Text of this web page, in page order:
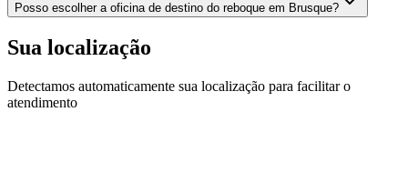
Posso escolher a oficina de destino do reboque em Brusque?
Sua localização
Detectamos automaticamente sua localização para facilitar o
atendimento